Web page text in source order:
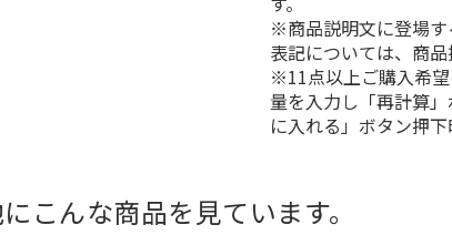
※商品説明文に登場す
表記については、商品
※11点以上ご購入希
量を入力し「再計算
に入れる」ボタン押下
こんな商品を見ています。